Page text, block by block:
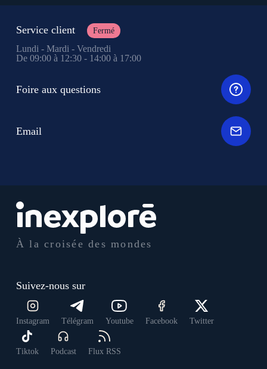
À la croisée des mondes
Suivez-nous sur
Instagram Télégram Youtube Facebook Twitter
Tiktok Podcast Flux RSS
Service client Fermé
Lundi - Mardi - Vendredi
De 09:00 à 12:30 - 14:00 à 17:00
Foire aux questions
Email